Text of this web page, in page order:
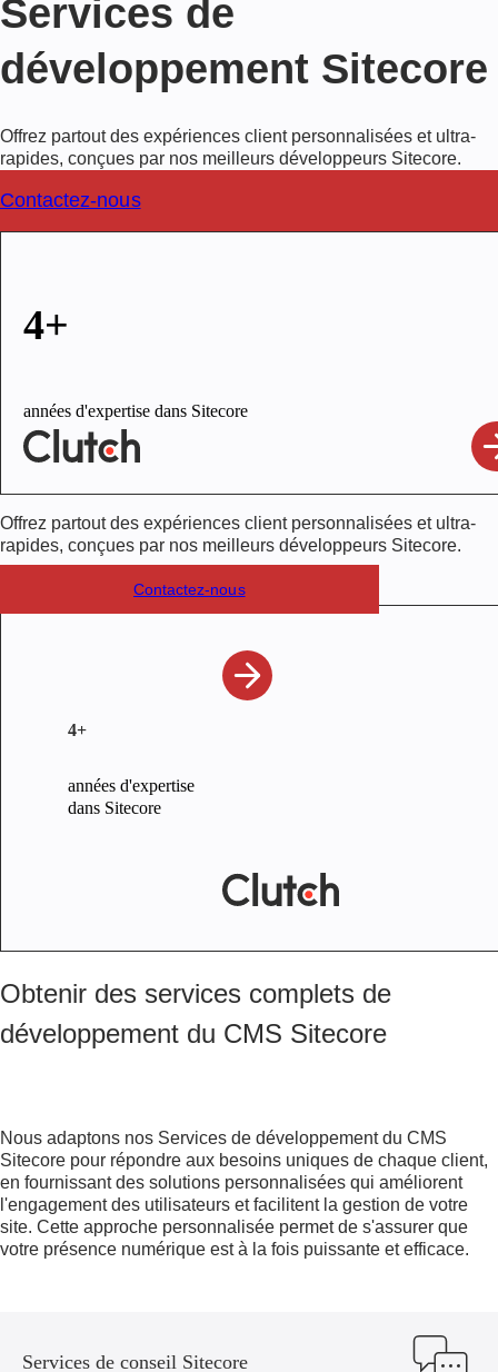
Services de
développement Sitecore
Offrez partout des expériences client personnalisées et ultra-
rapides, conçues par nos meilleurs développeurs Sitecore.
Contactez-nous
4+
années d'expertise dans Sitecore
Offrez partout des expériences client personnalisées et ultra-
rapides, conçues par nos meilleurs développeurs Sitecore.
Contactez-nous
4+
années d'expertise
dans Sitecore
Obtenir des services complets de
développement du CMS Sitecore
Nous adaptons nos Services de développement du CMS
Sitecore pour répondre aux besoins uniques de chaque client,
en fournissant des solutions personnalisées qui améliorent
l'engagement des utilisateurs et facilitent la gestion de votre
site. Cette approche personnalisée permet de s'assurer que
votre présence numérique est à la fois puissante et efficace.
Services de conseil Sitecore